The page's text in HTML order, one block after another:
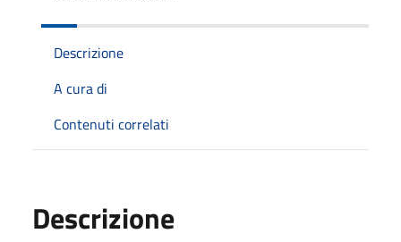
Descrizione
A cura di
Contenuti correlati
Descrizione